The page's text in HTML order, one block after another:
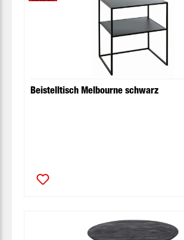
Beistelltisch Melbourne schwarz